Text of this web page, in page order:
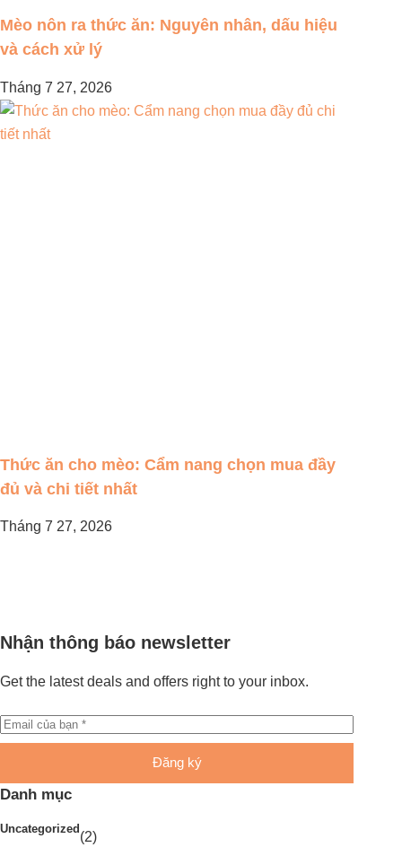
Mèo nôn ra thức ăn: Nguyên nhân, dấu hiệu
và cách xử lý
Tháng 7 27, 2026
Thức ăn cho mèo: Cẩm nang chọn mua đầy
đủ và chi tiết nhất
Tháng 7 27, 2026
Nhận thông báo newsletter
Get the latest deals and offers right to your inbox.
Đăng ký
Danh mục
Uncategorized
(2)